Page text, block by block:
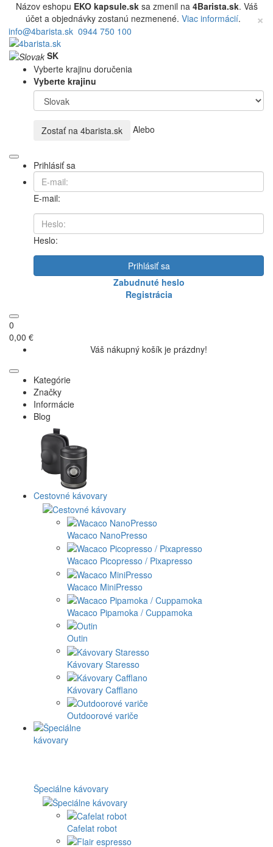
Názov eshopu EKO kapsule.sksa zmenil na 4Barista.sk. Váš
účet a objednávky zostanú nezmenené. Viac informácií. ×
info@4barista.sk 0944 750 100
SK
Vyberte krajinu doručenia
Vyberte krajinu
Zostať na 4barista.sk Alebo
Prihlásiť sa
E-mail:
Heslo:
Prihlásiť sa
Zabudnuté heslo
Registrácia
0
0,00 €
Váš nákupný košík je prázdny!
Kategórie
Značky
Informácie
Blog
Cestovné kávovary
Wacaco NanoPresso
Wacaco Picopresso / Pixapresso
Wacaco MiniPresso
Wacaco Pipamoka / Cuppamoka
Outin
Kávovary Staresso
Kávovary Cafflano
Outdoorové variče
Špeciálne kávovary
Cafelat robot